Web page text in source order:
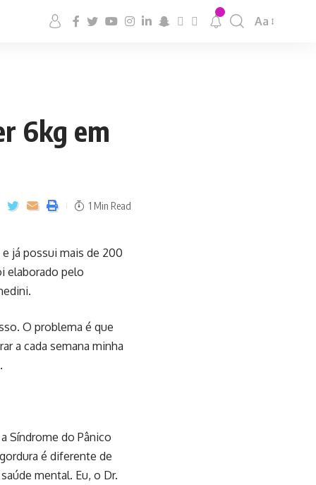
Aa
6kg em
1 Min Read
já possui mais de 200
elaborado pelo
O problema é que
a cada semana minha
Síndrome do Pânico
é diferente de
mental. Eu, o Dr.